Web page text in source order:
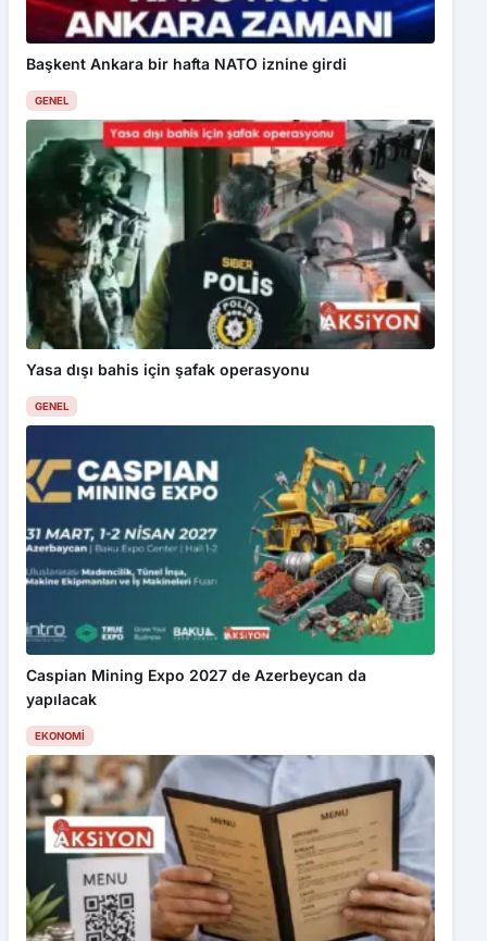
Başkent Ankara bir hafta NATO iznine girdi
GENEL
Yasa dışı bahis için şafak operasyonu
GENEL
Caspian Mining Expo 2027 de Azerbeycan da
yapılacak
EKONOMI